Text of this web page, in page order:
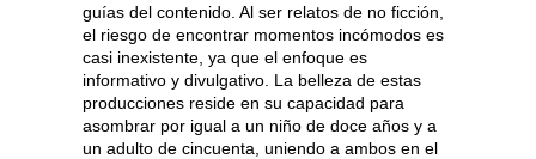
guías del contenido. Al ser relatos de no ficción,
el riesgo de encontrar momentos incómodos es
casi inexistente, ya que el enfoque es
informativo y divulgativo. La belleza de estas
producciones reside en su capacidad para
asombrar por igual a un niño de doce años y a
un adulto de cincuenta, uniendo a ambos en el